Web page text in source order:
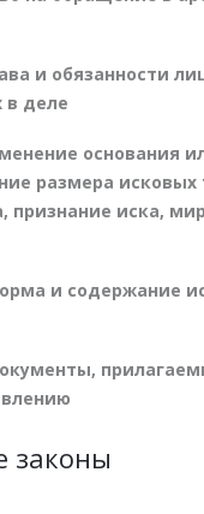
и обязанности
в деле
основания
размера исковых
признание иска,
и содержание
законы